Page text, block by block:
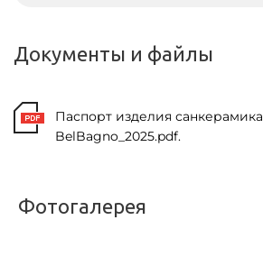
Документы и файлы
Паспорт изделия санкерамика
BelBagno_2025.pdf.
Фотогалерея